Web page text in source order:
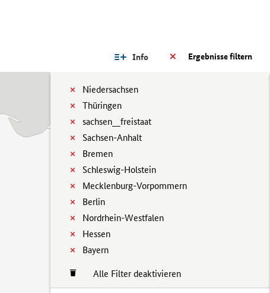
Ergebnisse filtern
Info
Niedersachsen
Thüringen
sachsen__freistaat
Sachsen-Anhalt
Bremen
Schleswig-Holstein
Mecklenburg-Vorpommern
Berlin
Nordrhein-Westfalen
Hessen
Bayern
Alle Filter deaktivieren